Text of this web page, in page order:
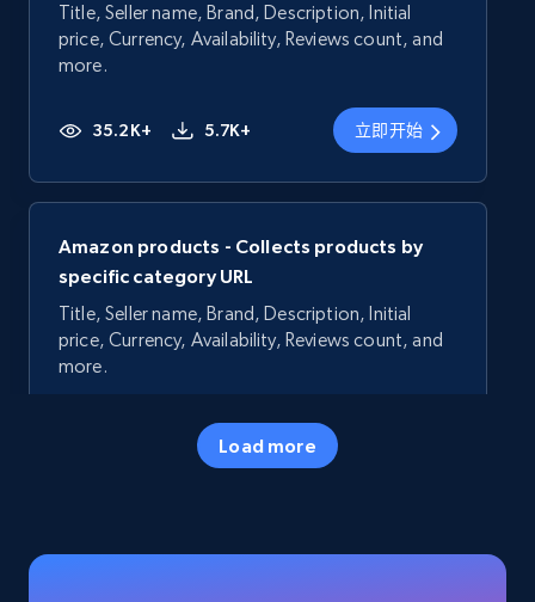
Title, Seller name, Brand, Description, Initial
price, Currency, Availability, Reviews count, and
more.
35.2K+ 5.7K+ 立即开始
Amazon products - Collects products by
specific category URL
Title, Seller name, Brand, Description, Initial
price, Currency, Availability, Reviews count, and
more.
5.7K+
Load more